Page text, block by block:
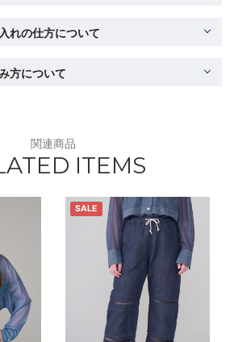
れの仕方について
方について
関連商品
ITEMS
SALE